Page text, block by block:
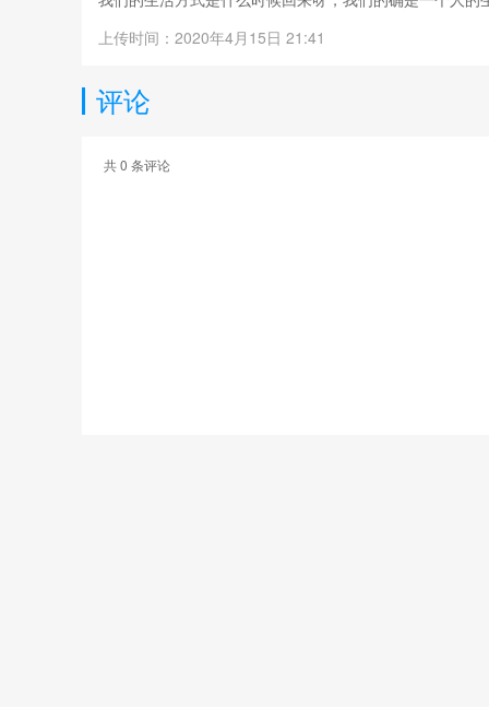
上传时间：2020年4月15日 21:41
评论
共0 条评论